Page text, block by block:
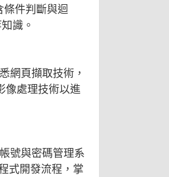
件判斷與迴
識。
網頁擷取技術，
像處理技術以進
號與密碼管理系
式開發流程，掌